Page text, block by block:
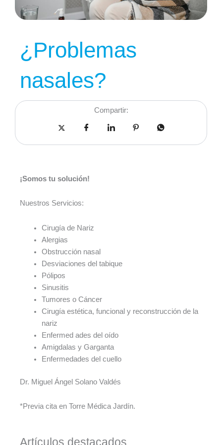
¿Problemas
nasales?
Compartir:
¡Somos tu solución!
Nuestros Servicios:
Cirugía de Nariz
Alergias
Obstrucción nasal
Desviaciones del tabique
Pólipos
Sinusitis
Tumores o Cáncer
Cirugía estética, funcional y reconstrucción de la
nariz
Enfermed ades del oído
Amigdalas y Garganta
Enfermedades del cuello
Dr. Miguel Ángel Solano Valdés
*Previa cita en Torre Médica Jardín.
Artículos destacados